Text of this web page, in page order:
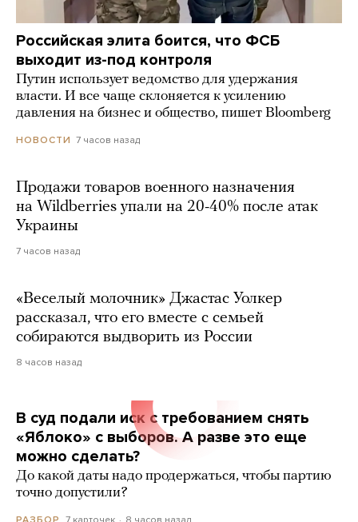
Российская элита боится, что ФСБ
выходит из-под контроля
Путин использует ведомство для удержания
власти. И все чаще склоняется к усилению
давления на бизнес и общество, пишет Bloomberg
НОВОСТИ 7 часов назад
Продажи товаров военного назначения
на Wildberries упали на 20-40% после атак
Украины
7 часов назад
«Веселый молочник» Джастас Уолкер
рассказал, что его вместе с семьей
собираются выдворить из России
8 часов назад
В суд подали иск с требованием снять
«Яблоко» с выборов. А разве это еще
можно сделать?
До какой даты надо продержаться, чтобы партию
точно допустили?
7 карточек 8 часов назад